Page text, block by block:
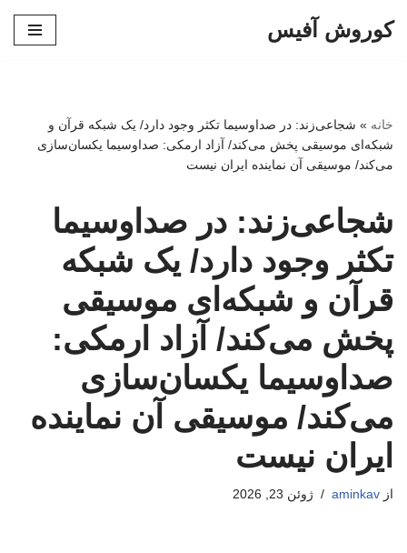
کوروش آفیس
خانه » شجاعی‌زند: در صداوسیما تکثر وجود دارد/ یک شبکه‌ قرآن و
شبکه‌ای موسیقی پخش می‌کند/ آزاد ارمکی: صداوسیما یکسان‌سازی
می‌کند/ موسیقی آن نماینده ایران نیست
شجاعی‌زند: در صداوسیما
تکثر وجود دارد/ یک شبکه‌
قرآن و شبکه‌ای موسیقی
پخش می‌کند/ آزاد ارمکی:
صداوسیما یکسان‌سازی
می‌کند/ موسیقی آن نماینده
ایران نیست
از aminkav ژوئن 23, 2026